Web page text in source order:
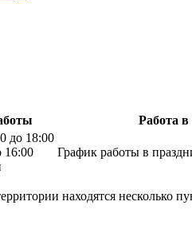
Работа
до 18:00
16:00
График работы в
находятся несколько